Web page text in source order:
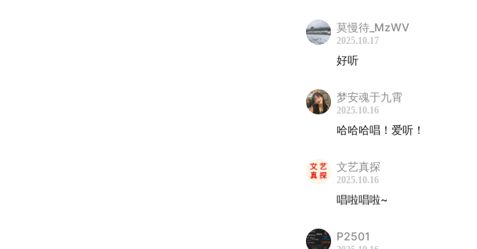
莫慢待_MzWV
2025.10.17
好听
梦安魂于九霄
2025.10.16
哈哈哈唱！爱听！
文艺真探
2025.10.16
唱啦唱啦~
P2501